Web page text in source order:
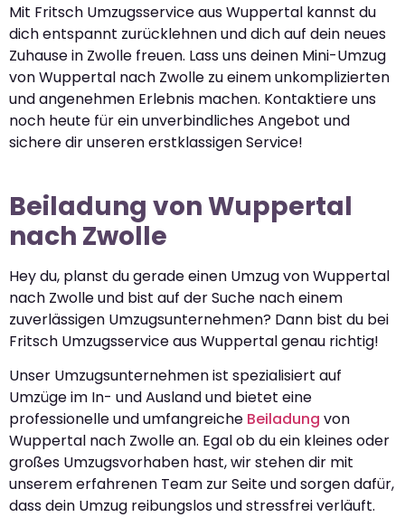
Mit Fritsch Umzugsservice aus Wuppertal kannst du
dich entspannt zurücklehnen und dich auf dein neues
Zuhause in Zwolle freuen. Lass uns deinen Mini-Umzug
von Wuppertal nach Zwolle zu einem unkomplizierten
und angenehmen Erlebnis machen. Kontaktiere uns
noch heute für ein unverbindliches Angebot und
sichere dir unseren erstklassigen Service!
Beiladung von Wuppertal
nach Zwolle
Hey du, planst du gerade einen Umzug von Wuppertal
nach Zwolle und bist auf der Suche nach einem
zuverlässigen Umzugsunternehmen? Dann bist du bei
Fritsch Umzugsservice aus Wuppertal genau richtig!
Unser Umzugsunternehmen ist spezialisiert auf
Umzüge im In- und Ausland und bietet eine
professionelle und umfangreiche Beiladung von
Wuppertal nach Zwolle an. Egal ob du ein kleines oder
großes Umzugsvorhaben hast, wir stehen dir mit
unserem erfahrenen Team zur Seite und sorgen dafür,
dass dein Umzug reibungslos und stressfrei verläuft.